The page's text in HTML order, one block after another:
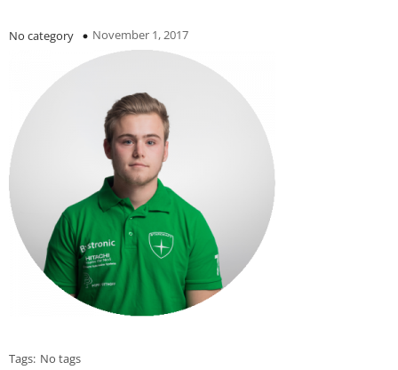
No category November 1, 2017
Tags: No tags